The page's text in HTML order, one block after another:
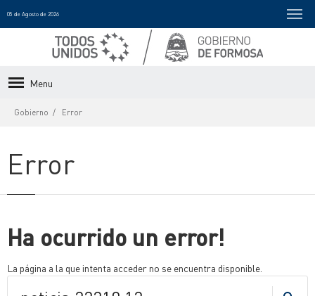
05 de Agosto de 2026
Menu
Gobierno Error
Error
Ha ocurrido un error!
La página a la que intenta acceder no se encuentra disponible.